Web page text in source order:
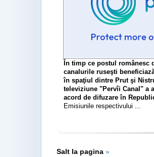
În timp ce postul românesc
canalurile ruseşti
în spaţiul dintre Prut şi
televiziune "Pervîi Canal" a
acord de difuzare în
Emisiunile respectivului ...
Salt la pagina »